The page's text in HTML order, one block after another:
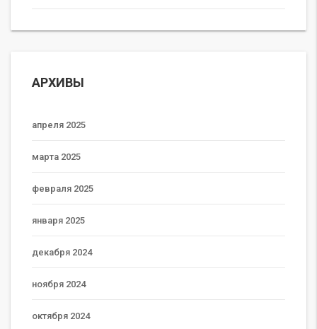
АРХИВЫ
апреля 2025
марта 2025
февраля 2025
января 2025
декабря 2024
ноября 2024
октября 2024